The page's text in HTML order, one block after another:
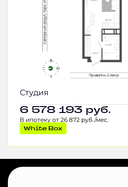
Студия
6 578 193 руб.
В ипотеку от 26 872 руб./мес.
White Box